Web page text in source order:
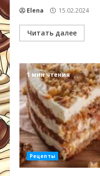
Elena 15.02.2024
Читать далее
1 мин чтения
Рецепты